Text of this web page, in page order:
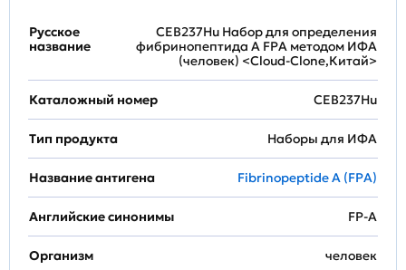
Русское
название
CEB237Hu Набор для определения
фибринопептида A FPA методом ИФА
(человек) <Cloud-Clone,Китай>
Каталожный номер CEB237Hu
Тип продукта Наборы для ИФА
Название антигена Fibrinopeptide A (FPA)
Английские синонимы FP-A
Организм человек